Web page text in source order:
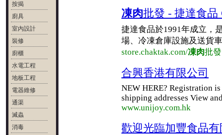
按揭
廚具
室內設計
裝修
廚櫃
水電工程
地板工程
電器維修
通渠
滅蟲
消毒
凍肉批發 - 捷達食品
捷達食品於1991年成立，
場、冷凍倉庫設施及送貨
store.chaktak.com/凍肉批發
合興香港有限公司
NEW HERE? Registration
shipping addresses View
www.unijoy.com.hk
歡迎光臨加豐食品有